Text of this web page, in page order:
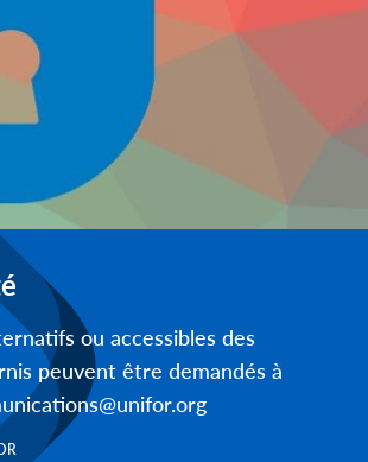
ou accessibles des
peuvent être demandés à